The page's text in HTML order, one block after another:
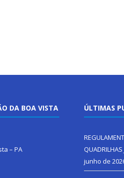
DA BOA VISTA
– PA
ÚLTIMAS
junho de